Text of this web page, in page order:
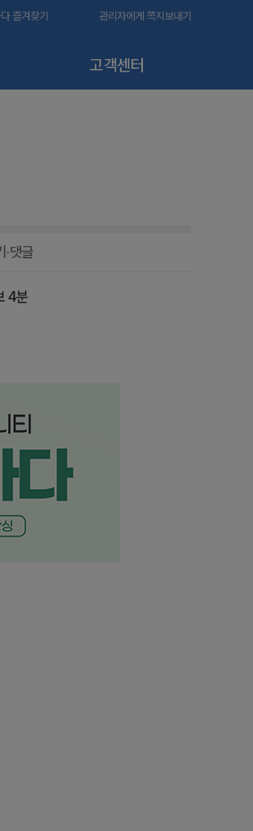
고객센터
즐겨찾기 관리자에게 쪽지보내기
·댓글
4분